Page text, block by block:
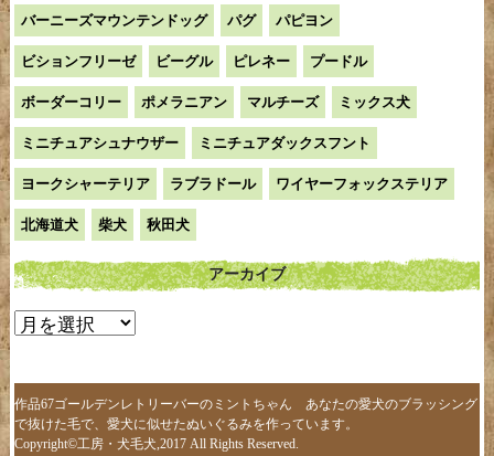
バーニーズマウンテンドッグ パグ パピヨン
ビションフリーゼ ビーグル ピレネー プードル
ボーダーコリー ポメラニアン マルチーズ ミックス犬
ミニチュアシュナウザー ミニチュアダックスフント
ヨークシャーテリア ラブラドール ワイヤーフォックステリア
北海道犬 柴犬 秋田犬
アーカイブ
ア
カ
イ
ブ
作品67ゴールデンレトリーバーのミントちゃん あなたの愛犬のブラッシング
で抜けた毛で、愛犬に似せたぬいぐるみを作っています。
Copyright©工房・犬毛犬,2017 All Rights Reserved.